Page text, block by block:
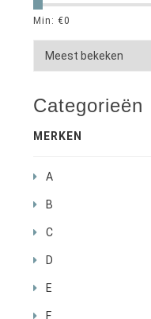
Min: €0
Categorieën
MERKEN
A
B
C
D
E
F